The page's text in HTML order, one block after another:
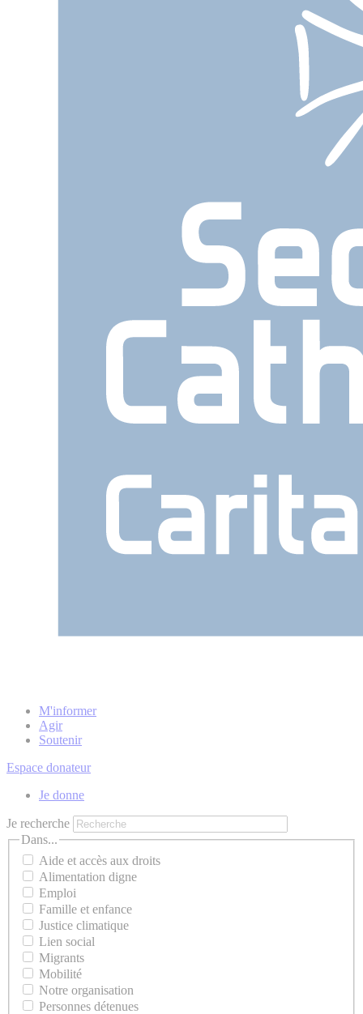
M'informer
Agir
Soutenir
Espace donateur
Je donne
Je recherche
Dans...
Aide et accès aux droits
Alimentation digne
Emploi
Famille et enfance
Justice climatique
Lien social
Migrants
Mobilité
Notre organisation
Personnes détenues